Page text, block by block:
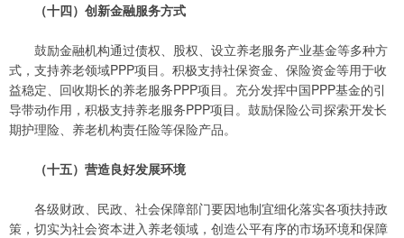
（十四）创新金融服务方式
鼓励金融机构通过债权、股权、设立养老服务产业基金等多种方
式，支持养老领域PPP项目。积极支持社保资金、保险资金等用于收
益稳定、回收期长的养老服务PPP项目。充分发挥中国PPP基金的引
导带动作用，积极支持养老服务PPP项目。鼓励保险公司探索开发长
期护理险、养老机构责任险等保险产品。
（十五）营造良好发展环境
各级财政、民政、社会保障部门要因地制宜细化落实各项扶持政
策，切实为社会资本进入养老领域，创造公平有序的市场环境和保障